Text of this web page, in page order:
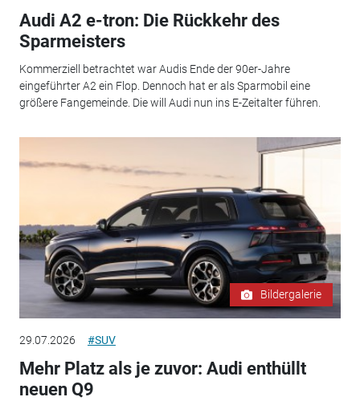
Audi A2 e-tron: Die Rückkehr des
Sparmeisters
Kommerziell betrachtet war Audis Ende der 90er-Jahre
eingeführter A2 ein Flop. Dennoch hat er als Sparmobil eine
größere Fangemeinde. Die will Audi nun ins E-Zeitalter führen.
Bildergalerie
29.07.2026 #SUV
Mehr Platz als je zuvor: Audi enthüllt
neuen Q9